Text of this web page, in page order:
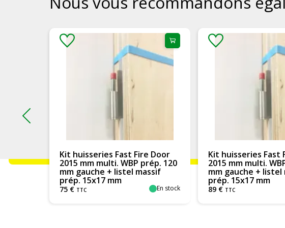
WBP prép. 120
En stock
Kit huisseries Fast Fire Door
2015 mm multi. WBP prép. 170
mm gauche + listel massif
prép. 15x17 mm
En stock
Kit
2015 mm
mm
prép.